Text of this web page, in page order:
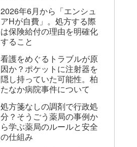
2026年6月から「エンシュ
アHが自費」。処方する際
は保険給付の理由を明確化
すること
看護をめぐるトラブルが原
因か？ポケットに注射器を
隠し持っていた可能性。柏
たなか病院事件について
処方箋なしの調剤で行政処
分？そうごう薬局の事例か
ら学ぶ薬局のルールと安全
の仕組み